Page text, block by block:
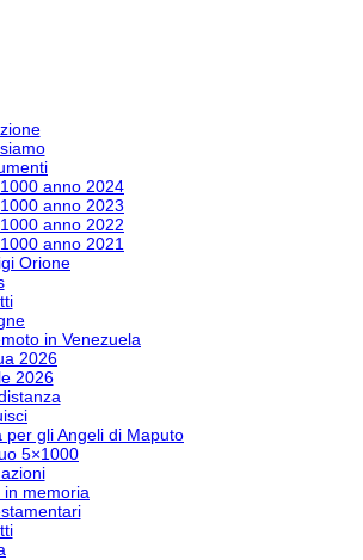
anno 2024
anno 2023
anno 2022
anno 2021
Orione
in Venezuela
2026
2026
gli Angeli di Maputo
5×1000
in memoria